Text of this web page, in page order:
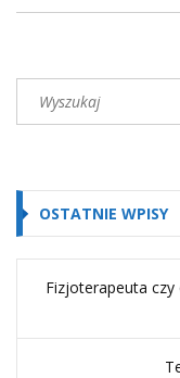
OSTATNIE WPISY
Fizjoterapeuta